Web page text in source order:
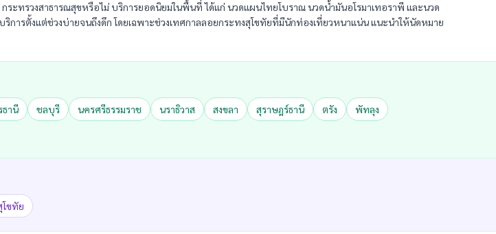
ะทรวงสาธารณสุขหรือไม่ บริการยอดนิยมในพื้นที่ ได้แก่ นวดแผนไทยโบราณ นวดน้ำมันอโรมาเทอราพี และนวด
การตั้งแต่ช่วงบ่ายจนถึงดึก โดยเฉพาะช่วงเทศกาลลอยกระทงสุโขทัยที่มีนักท่องเที่ยวหนาแน่น แนะนำให้นัดหมาย
ธานี ชลบุรี นครศรีธรรมราช นราธิวาส สงขลา สุราษฎร์ธานี ตรัง
พัทลุง
ขทัย